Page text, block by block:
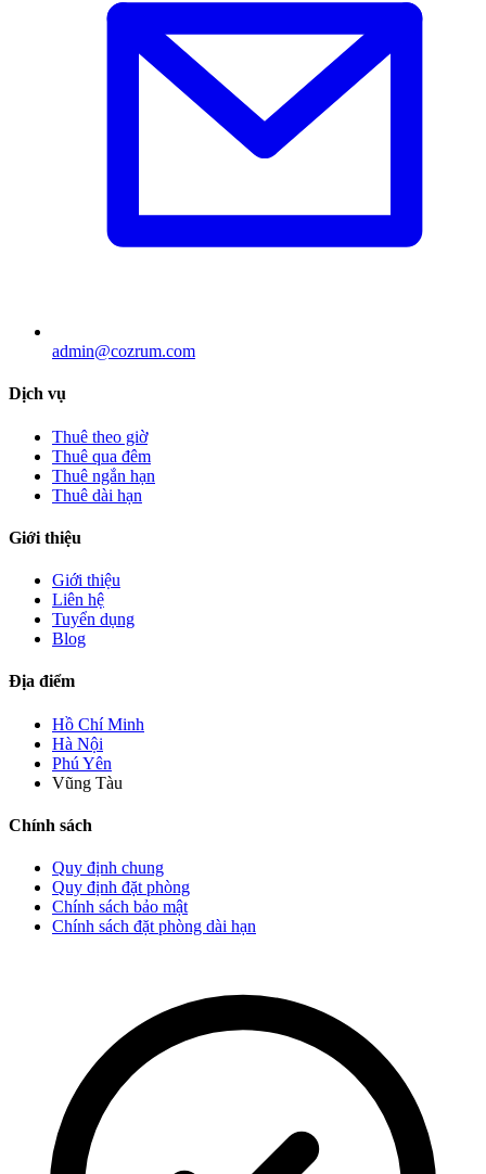
admin@cozrum.com
Dịch vụ
Thuê theo giờ
Thuê qua đêm
Thuê ngắn hạn
Thuê dài hạn
Giới thiệu
Giới thiệu
Liên hệ
Tuyển dụng
Blog
Địa điểm
Hồ Chí Minh
Hà Nội
Phú Yên
Vũng Tàu
Chính sách
Quy định chung
Quy định đặt phòng
Chính sách bảo mật
Chính sách đặt phòng dài hạn